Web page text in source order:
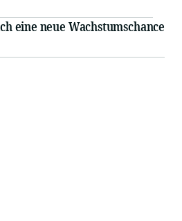
eine neue Wachstumschance